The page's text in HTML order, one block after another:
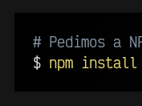
# Pedimos a
$ npm install